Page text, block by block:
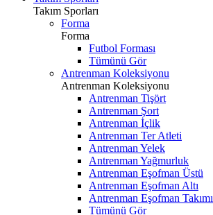
Takım Sporları
Forma
Forma
Futbol Forması
Tümünü Gör
Antrenman Koleksiyonu
Antrenman Koleksiyonu
Antrenman Tişört
Antrenman Şort
Antrenman İçlik
Antrenman Ter Atleti
Antrenman Yelek
Antrenman Yağmurluk
Antrenman Eşofman Üstü
Antrenman Eşofman Altı
Antrenman Eşofman Takımı
Tümünü Gör